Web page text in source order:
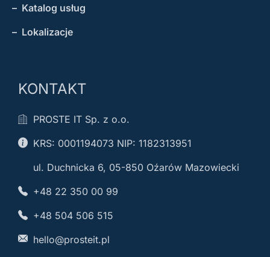
– Katalog usług
– Lokalizacje
KONTAKT
PROSTE IT Sp. z o.o.
KRS: 0001194073 NIP: 1182313951
ul. Duchnicka 6, 05-850 Oźarów Mazowiecki
+48 22 350 00 99
+48 504 506 515
hello@prosteit.pl